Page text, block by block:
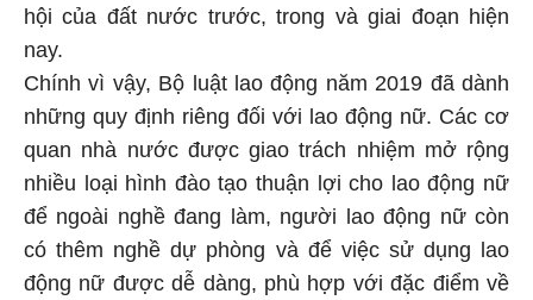
hội của đất nước trước, trong và giai đoạn hiện
nay.
Chính vì vậy, Bộ luật lao động năm 2019 đã dành
những quy định riêng đối với lao động nữ. Các cơ
quan nhà nước được giao trách nhiệm mở rộng
nhiều loại hình đào tạo thuận lợi cho lao động nữ
để ngoài nghề đang làm, người lao động nữ còn
có thêm nghề dự phòng và để việc sử dụng lao
động nữ được dễ dàng, phù hợp với đặc điểm về